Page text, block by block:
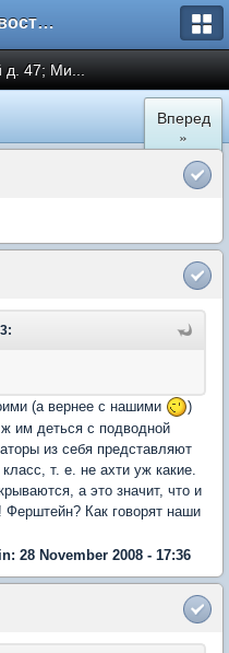
Форум Новостройки
д. 47; Ми...
Вперед
»
(а вернее с нашими
)
им деться с подводной
из себя представляют
т. е. не ахти уж какие.
а это значит, что и
Ферштейн? Как говорят наши
28 November 2008 - 17:36